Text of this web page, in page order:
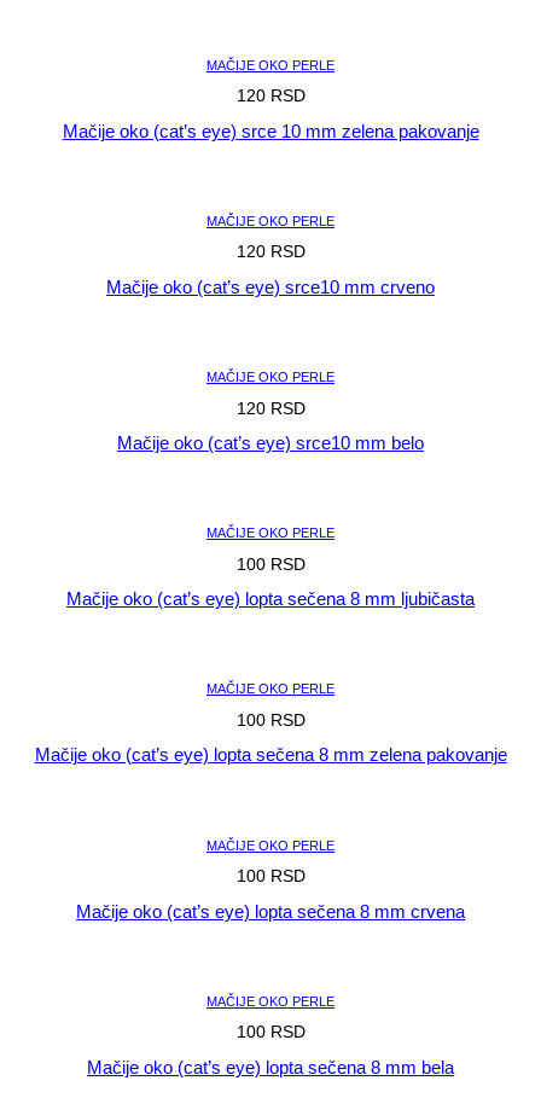
MAČIJE OKO PERLE
120 RSD
Mačije oko (cat’s eye) srce 10 mm zelena pakovanje
MAČIJE OKO PERLE
120 RSD
Mačije oko (cat’s eye) srce10 mm crveno
MAČIJE OKO PERLE
120 RSD
Mačije oko (cat’s eye) srce10 mm belo
MAČIJE OKO PERLE
100 RSD
Mačije oko (cat’s eye) lopta sečena 8 mm ljubičasta
MAČIJE OKO PERLE
100 RSD
Mačije oko (cat’s eye) lopta sečena 8 mm zelena pakovanje
MAČIJE OKO PERLE
100 RSD
Mačije oko (cat’s eye) lopta sečena 8 mm crvena
MAČIJE OKO PERLE
100 RSD
Mačije oko (cat’s eye) lopta sečena 8 mm bela